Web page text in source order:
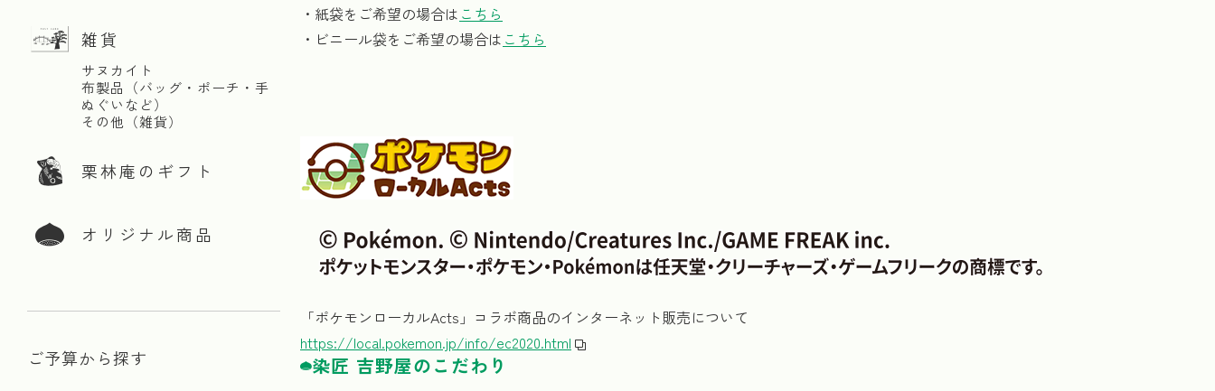
雑貨
サヌカイト
布製品（バッグ・ポーチ・手
ぬぐいなど）
その他（雑貨）
栗林庵のギフト
オリジナル商品
ご予算から探す
・紙袋をご希望の場合は こちら
・ビニール袋をご希望の場合は こちら
「ポケモンローカルActs」コラボ商品のインターネット販売について
https://local.pokemon.jp/info/ec2020.html
染匠 吉野屋のこだわり